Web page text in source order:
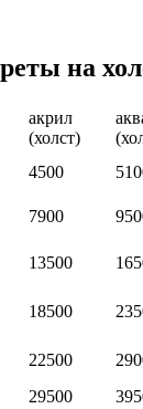
на
акрил
(холст)
4500
7900
13500
18500
22500
29500